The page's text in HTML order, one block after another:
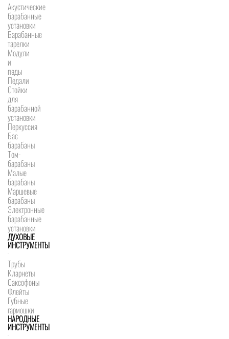
Акустические
барабанные
установки
Барабанные
тарелки
Модули
и
пэды
Педали
Стойки
для
барабанной
установки
Перкуссия
Бас
барабаны
Том-
барабаны
Малые
барабаны
Маршевые
барабаны
Электронные
барабанные
установки
ДУХОВЫЕ
ИНСТРУМЕНТЫ
Трубы
Кларнеты
Саксофоны
Флейты
Губные
гармошки
НАРОДНЫЕ
ИНСТРУМЕНТЫ